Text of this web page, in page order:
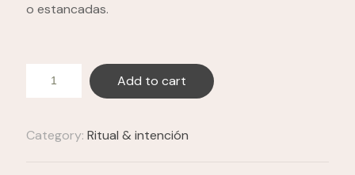
o estancadas.
Add to cart
Category: Ritual & intención